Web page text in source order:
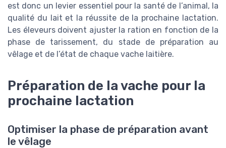
est donc un levier essentiel pour la santé de l’animal, la
qualité du lait et la réussite de la prochaine lactation.
Les éleveurs doivent ajuster la ration en fonction de la
phase de tarissement, du stade de préparation au
vêlage et de l’état de chaque vache laitière.
Préparation de la vache pour la
prochaine lactation
Optimiser la phase de préparation avant
le vêlage